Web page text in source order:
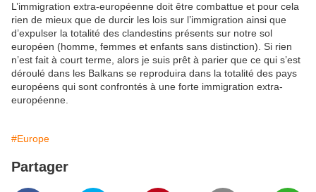
L’immigration extra-européenne doit être combattue et pour cela
rien de mieux que de durcir les lois sur l’immigration ainsi que
d’expulser la totalité des clandestins présents sur notre sol
européen (homme, femmes et enfants sans distinction). Si rien
n’est fait à court terme, alors je suis prêt à parier que ce qui s’est
déroulé dans les Balkans se reproduira dans la totalité des pays
européens qui sont confrontés à une forte immigration extra-
européenne.
#Europe
Partager